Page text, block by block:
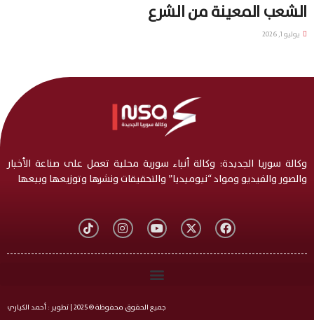
الشعب المعينة من الشرع
يوليو 1, 2026
وكالة سوريا الجديدة: وكالة أنباء سورية محلية تعمل على صناعة الأخبار
والصور والفيديو ومواد “نيوميديا” والتحقيقات ونشرها وتوزيعها وبيعها
جميع الحقوق محفوظة © 2025 | تطوير : أحمد الكياري